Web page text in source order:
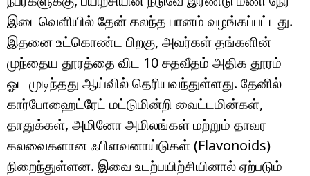
இடைவெளியில் தேன் கலந்த பானம் வழங்கப்பட்டது.
இதனை உட்கொண்ட பிறகு, அவர்கள் தங்களின்
முந்தைய தூரத்தை விட 10 சதவீதம் அதிக தூரம்
ஓட முடிந்தது ஆய்வில் தெரியவந்துள்ளது. தேனில்
கார்போஹைட்ரேட் மட்டுமின்றி வைட்டமின்கள்,
தாதுக்கள், அமினோ அமிலங்கள் மற்றும் தாவர
கலவைகளான ஃபிளவனாய்டுகள் (Flavonoids)
நிறைந்துள்ளன. இவை உடற்பயிற்சியினால் ஏற்படும்